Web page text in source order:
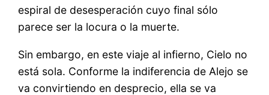
espiral de desesperación cuyo final sólo
parece ser la locura o la muerte.
Sin embargo, en este viaje al infierno, Cielo no
está sola. Conforme la indiferencia de Alejo se
va convirtiendo en desprecio, ella se va